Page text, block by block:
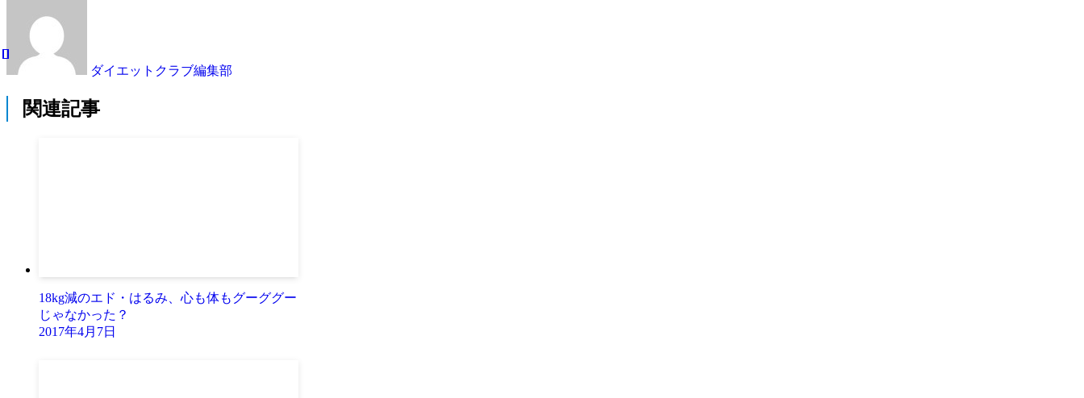
ダイエットクラブ編集部
関連記事
18kg減のエド・はるみ、心も体もグーググー
じゃなかった？
2017年4月7日